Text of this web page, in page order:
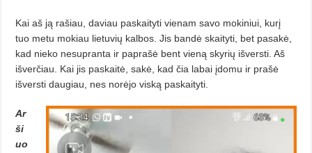
Kai aš ją rašiau, daviau paskaityti vienam savo mokiniui, kurį
tuo metu mokiau lietuvių kalbos. Jis bandė skaityti, bet pasakė,
kad nieko nesupranta ir paprašė bent vieną skyrių išversti. Aš
išverčiau. Kai jis paskaitė, sakė, kad čia labai įdomu ir prašė
išvers­ti daugiau, nes norėjo viską paskaityti.
Ar
ši
uo